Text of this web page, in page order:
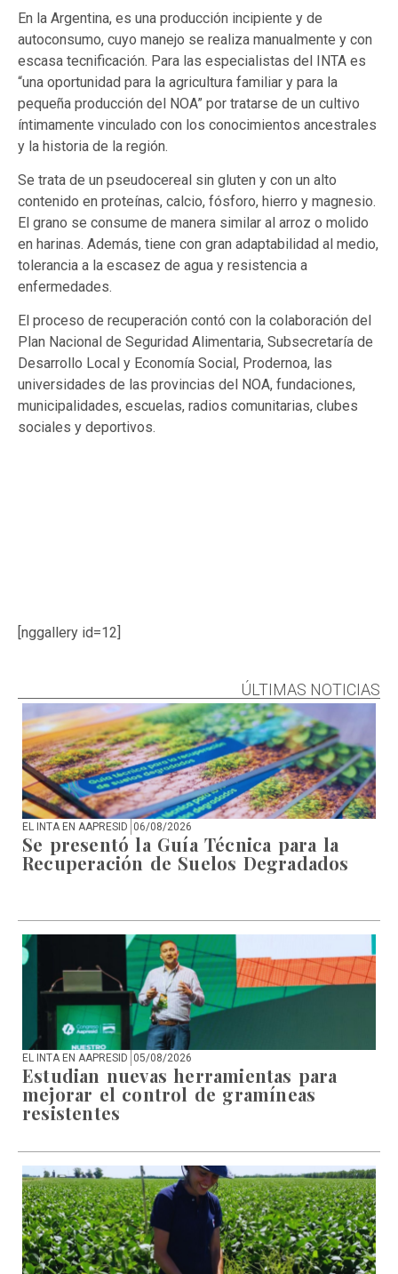
En la Argentina, es una producción incipiente y de
autoconsumo, cuyo manejo se realiza manualmente y con
escasa tecnificación. Para las especialistas del INTA es
“una oportunidad para la agricultura familiar y para la
pequeña producción del NOA” por tratarse de un cultivo
íntimamente vinculado con los conocimientos ancestrales
y la historia de la región.
Se trata de un pseudocereal sin gluten y con un alto
contenido en proteínas, calcio, fósforo, hierro y magnesio.
El grano se consume de manera similar al arroz o molido
en harinas. Además, tiene con gran adaptabilidad al medio,
tolerancia a la escasez de agua y resistencia a
enfermedades.
El proceso de recuperación contó con la colaboración del
Plan Nacional de Seguridad Alimentaria, Subsecretaría de
Desarrollo Local y Economía Social, Prodernoa, las
universidades de las provincias del NOA, fundaciones,
municipalidades, escuelas, radios comunitarias, clubes
sociales y deportivos.
[nggallery id=12]
ÚLTIMAS NOTICIAS
EL INTA EN AAPRESID 06/08/2026
Se presentó la Guía Técnica para la
Recuperación de Suelos Degradados
EL INTA EN AAPRESID 05/08/2026
Estudian nuevas herramientas para
mejorar el control de gramíneas
resistentes